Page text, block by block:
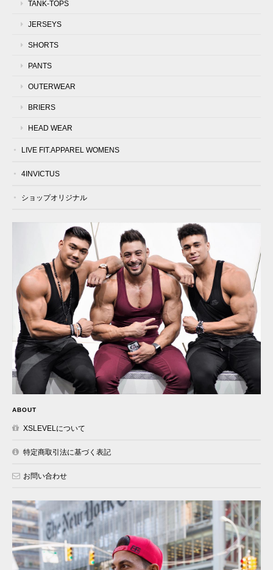
TANK-TOPS
JERSEYS
SHORTS
PANTS
OUTERWEAR
BRIERS
HEAD WEAR
LIVE FIT.APPAREL WOMENS
4INVICTUS
ショップオリジナル
ABOUT
XSLEVELについて
特定商取引法に基づく表記
お問い合わせ